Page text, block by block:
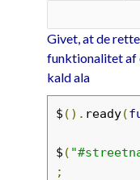
Givet, at de
funktionalitet af
kald ala
$ (). ready(
$ (
;